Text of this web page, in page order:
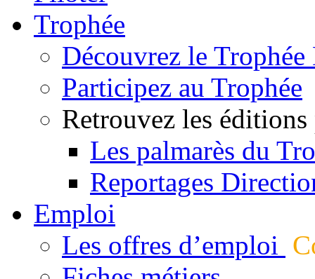
Trophée
Découvrez le
Participez au Trophée
Retrouvez les éditions
Les palmarès du
Reportages
Emploi
Les offres d’emploi